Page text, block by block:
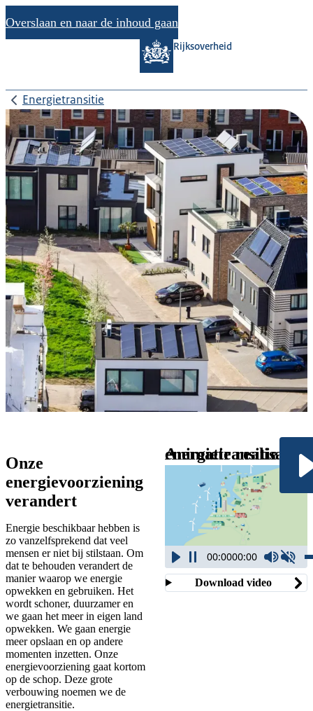
Overslaan en naar de inhoud gaan
Rijksoverheid
Energietransitie
nodig is
Elke dag gebruiken we
energie. Wanneer je het huis
verwarmt, kookt, een
telefoon oplaadt of wanneer
je de wasmachine aanzet.
Maar we gebruiken het ook
om onze bedrijven, winkels,
ziekenhuizen en andere
faciliteiten draaiende te
houden. Energie is de basis
voor ons dagelijks leven.
Onze
energievoorziening
verandert
Energie beschikbaar hebben is
zo vanzelfsprekend dat veel
mensen er niet bij stilstaan. Om
dat te behouden verandert de
manier waarop we energie
opwekken en gebruiken. Het
wordt schoner, duurzamer en
we gaan het meer in eigen land
opwekken. We gaan energie
meer opslaan en op andere
momenten inzetten. Onze
energievoorziening gaat kortom
op de schop. Deze grote
verbouwing noemen we de
energietransitie.
Animatie realisatie energietransitie
00:0000:00
Download video